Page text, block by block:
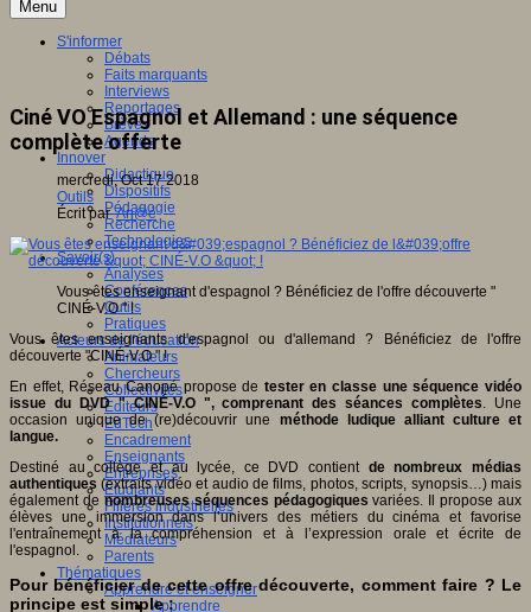
Menu
S'informer
Débats
Faits marquants
Interviews
Reportages
Brèves
Agenda
Innover
Didactique
Dispositifs
Pédagogie
Recherche
Technologies
Savoir(s)
Analyses
Conférences
Outils
Pratiques
Acteurs de l'éducation
Animateurs
Chercheurs
Collectivités
Editeurs
EdTech
Encadrement
Enseignants
Entreprises
Etudiants
Filières industrielles
Institutionnels
Médiateurs
Parents
Thématiques
Apprendre et enseigner
Apprendre
Ciné VO Espagnol et Allemand : une séquence
complète offerte
mercredi, Oct 17 2018
Outils
Écrit parAn@é
Vous êtes enseignant d'espagnol ? Bénéficiez de l'offre découverte "
CINÉ-V.O " !
Vous êtes enseignants d'espagnol ou d'allemand ? Bénéficiez de l'offre
découverte "CINÉ-V.O " !
En effet, Réseau Canopé propose de tester en classe une séquence vidéo
issue du DVD " CINÉ-V.O ", comprenant des séances complètes. Une
occasion unique de (re)découvrir une méthode ludique alliant culture et
langue.
Destiné au collège et au lycée, ce DVD contient de nombreux médias
authentiques (extraits vidéo et audio de films, photos, scripts, synopsis…) mais
également de nombreuses séquences pédagogiques variées. Il propose aux
élèves une immersion dans l’univers des métiers du cinéma et favorise
l'entraînement à la compréhension et à l’expression orale et écrite de
l'espagnol.
Pour bénéficier de cette offre découverte, comment faire ? Le
principe est simple :